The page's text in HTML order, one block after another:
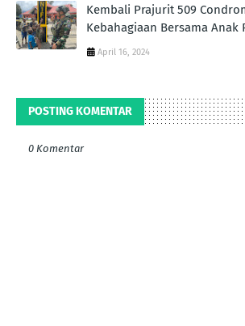
Kembali Prajurit 509
Kebahagiaan Bersama Anak
April 16, 2024
POSTING KOMENTAR
0 Komentar